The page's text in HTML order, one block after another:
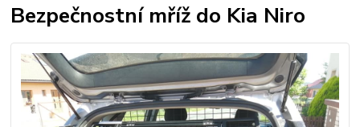
Bezpečnostní mříž do Kia Niro